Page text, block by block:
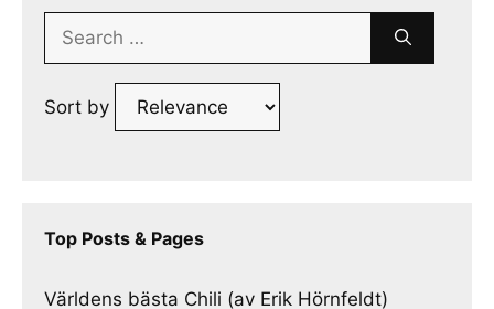
Search
Sort by
Top Posts & Pages
Världens bästa Chili (av Erik Hörnfeldt)